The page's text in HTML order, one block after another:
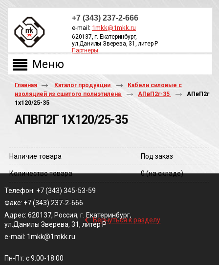
+7 (343) 237-2-666
e-mail: 1mkk@1mkk.ru
620137, г. Екатеринбург,
ул.Данилы Зверева, 31, литер Р
Партнеры
Главная Каталог продукции
Кабели силовые с
изоляцией из сшитого полиэтилена
АПвП2г-35
АПвП2г
1х120/25-35
АПВП2Г 1Х120/25-35
Наличие товара Под заказ
Количество товара 0(на складе)
‹ Вернуться к разделу
Телефон: +7 (343) 345-53-59
Факс: +7 (343) 237-2-666
Адрес: 620137, Россия, г. Екатеринбург,
ул.Данилы Зверева, 31, литер Р
e-mail: 1mkk@1mkk.ru
Пн-Пт: с 9:00-18:00